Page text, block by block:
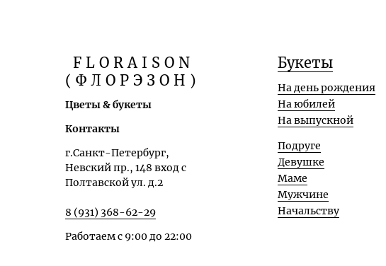
FLORAISON
(ФЛОРЭЗОН)
Цветы & букеты
Контакты
г.Санкт-Петербург,
Невский пр., 148 вход с
Полтавской ул. д.2
8 (931) 368-62-29
Работаем с 9:00 до 22:00
Букеты
На день рождения
На юбилей
На выпускной
Подруге
Девушке
Маме
Мужчине
Начальству